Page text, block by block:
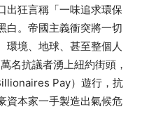
出狂言稱「一味追求環保
白。帝國主義衝突將一切
環境、地球、甚至整個人
名抗議者湧上紐約街頭，
Pay）遊行，抗
資本家一手製造出氣候危